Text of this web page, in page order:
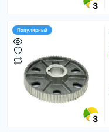
3
Популярный
3